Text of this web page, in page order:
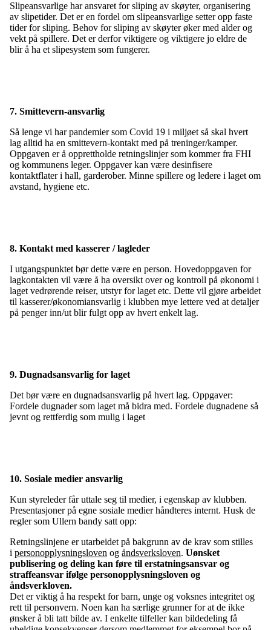
Slipeansvarlige har ansvaret for sliping av skøyter, organisering
av slipetider. Det er en fordel om slipeansvarlige setter opp faste
tider for sliping. Behov for sliping av skøyter øker med alder og
vekt på spillere. Det er derfor viktigere og viktigere jo eldre de
blir å ha et slipesystem som fungerer.
7. Smittevern-ansvarlig
Så lenge vi har pandemier som Covid 19 i miljøet så skal hvert
lag alltid ha en smittevern-kontakt med på treninger/kamper.
Oppgaven er å opprettholde retningslinjer som kommer fra FHI
og kommunens leger. Oppgaver kan være desinfisere
kontaktflater i hall, garderober. Minne spillere og ledere i laget om
avstand, hygiene etc.
8. Kontakt med kasserer / lagleder
I utgangspunktet bør dette være en person. Hovedoppgaven for
lagkontakten vil være å ha oversikt over og kontroll på økonomi i
laget vedrørende reiser, utstyr for laget etc. Dette vil gjøre arbeidet
til kasserer/økonomiansvarlig i klubben mye lettere ved at detaljer
på penger inn/ut blir fulgt opp av hvert enkelt lag.
9. Dugnadsansvarlig for laget
Det bør være en dugnadsansvarlig på hvert lag. Oppgaver:
Fordele dugnader som laget må bidra med. Fordele dugnadene så
jevnt og rettferdig som mulig i laget
10. Sosiale medier ansvarlig
Kun styreleder får uttale seg til medier, i egenskap av klubben.
Presentasjoner på egne sosiale medier håndteres internt. Husk de
regler som Ullern bandy satt opp:
Retningslinjene er utarbeidet på bakgrunn av de krav som stilles
i personopplysningsloven og åndsverksloven. Uønsket
publisering og deling kan føre til erstatningsansvar og
straffeansvar ifølge personopplysningsloven og
åndsverkloven.
Det er viktig å ha respekt for barn, unge og voksnes integritet og
rett til personvern. Noen kan ha særlige grunner for at de ikke
ønsker å bli tatt bilde av. I enkelte tilfeller kan bildedeling få